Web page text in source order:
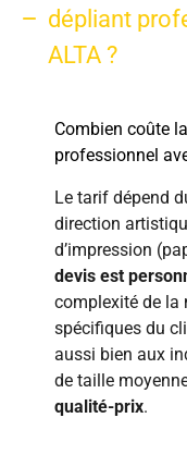
dépliant
ALTA ?
Combien coûte
professionnel
Le tarif dépend
direction
d’impression
devis est
complexité de la
spécifiques du
aussi bien aux
de taille
qualité-prix.